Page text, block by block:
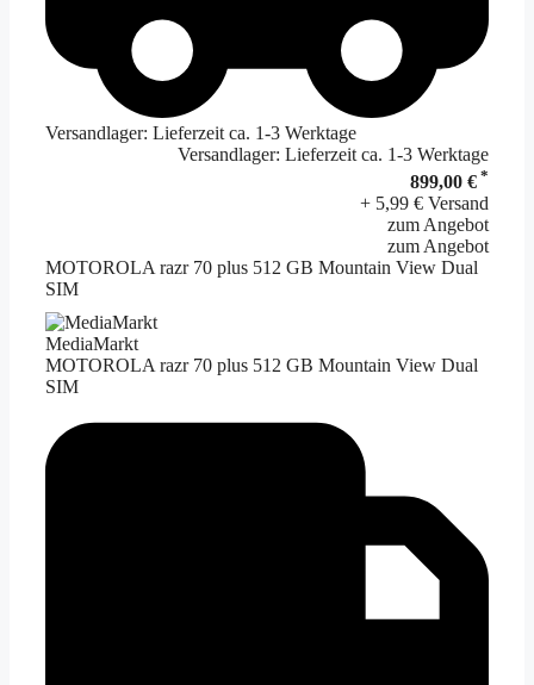
Versandlager: Lieferzeit ca. 1-3 Werktage
Versandlager: Lieferzeit ca. 1-3 Werktage
899,00 € *
+ 5,99 € Versand
zum Angebot
zum Angebot
MOTOROLA razr 70 plus 512 GB Mountain View Dual
SIM
MediaMarkt
MOTOROLA razr 70 plus 512 GB Mountain View Dual
SIM